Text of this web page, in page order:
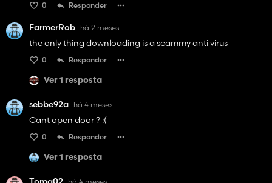
0 Responder
FarmerRob há 2 meses
the only thing downloading is a scammy anti virus
0 Responder
Ver 1 resposta
sebbe92a há 4 meses
Cant open door ? :(
0 Responder
Ver 1 resposta